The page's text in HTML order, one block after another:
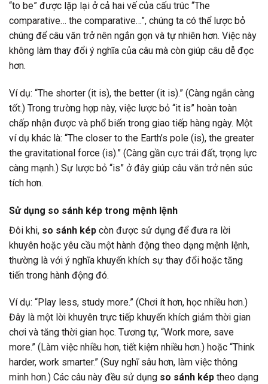
“to be” được lặp lại ở cả hai vế của cấu trúc “The
comparative… the comparative…”, chúng ta có thể lược bỏ
chúng để câu văn trở nên ngắn gọn và tự nhiên hơn. Việc này
không làm thay đổi ý nghĩa của câu mà còn giúp câu dễ đọc
hơn.
Ví dụ: “The shorter (it is), the better (it is).” (Càng ngắn càng
tốt.) Trong trường hợp này, việc lược bỏ “it is” hoàn toàn
chấp nhận được và phổ biến trong giao tiếp hàng ngày. Một
ví dụ khác là: “The closer to the Earth’s pole (is), the greater
the gravitational force (is).” (Càng gần cực trái đất, trọng lực
càng mạnh.) Sự lược bỏ “is” ở đây giúp câu văn trở nên súc
tích hơn.
Sử dụng so sánh kép trong mệnh lệnh
Đôi khi, so sánh kép còn được sử dụng để đưa ra lời
khuyên hoặc yêu cầu một hành động theo dạng mệnh lệnh,
thường là với ý nghĩa khuyến khích sự thay đổi hoặc tăng
tiến trong hành động đó.
Ví dụ: “Play less, study more.” (Chơi ít hơn, học nhiều hơn.)
Đây là một lời khuyên trực tiếp khuyến khích giảm thời gian
chơi và tăng thời gian học. Tương tự, “Work more, save
more.” (Làm việc nhiều hơn, tiết kiệm nhiều hơn.) hoặc “Think
harder, work smarter.” (Suy nghĩ sâu hơn, làm việc thông
minh hơn.) Các câu này đều sử dụng so sánh kép theo dạng